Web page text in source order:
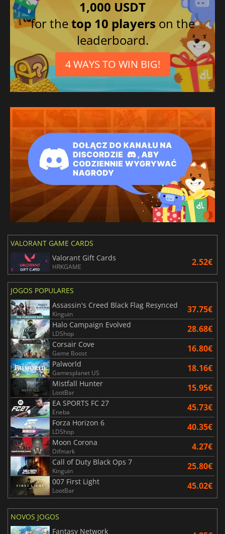
1,000 USDT
for thetop 10 players on the
leaderboard.
4 WAYS TO WIN BIG!
VALORANT GAME CARDS
Valorant Gift Cards
HRKGAME 2.52€
JOGOS POPULARES
Assassin's Creed Black Flag Resynced
Kinguin 37.75€
Halo Campaign Evolved
LDShop 28.68€
Corsair Cove
Game Boost 16.80€
Palworld
Gamesplanet US 18.16€
Mistfall Hunter
LootBar 15.95€
EA SPORTS FC 27
Eneba 45.73€
Forza Horizon 6
LDShop 40.35€
Moon Corona
Difmark 4.27€
Call of Duty Black Ops 7
Kinguin 25.80€
007 First Light
LootBar 45.02€
NOVOS JOGOS
Fantasy Network